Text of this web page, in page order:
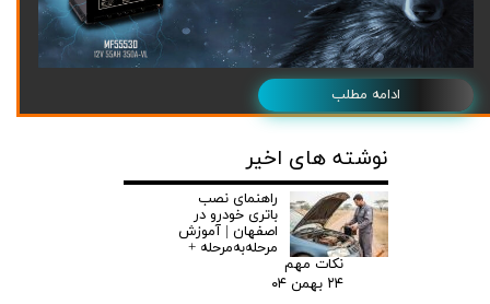
ادامه مطلب
نوشته های اخیر
راهنمای نصب
باتری خودرو در
اصفهان | آموزش
مرحله‌به‌مرحله +
نکات مهم
۲۴ بهمن ۰۴